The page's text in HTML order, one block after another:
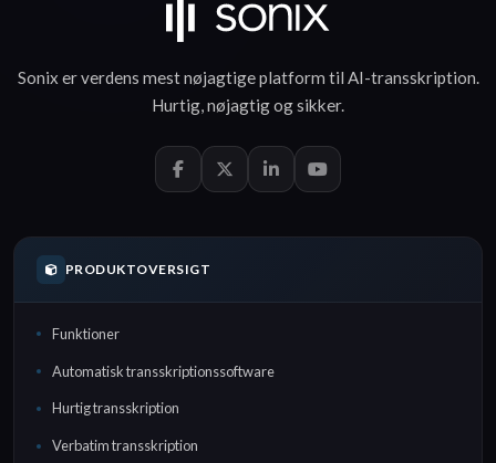
Sonix er verdens mest nøjagtige platform til AI-transskription.
Hurtig,nøjagtigogsikker.
PRODUKTOVERSIGT
Funktioner
Automatisk transskriptionssoftware
Hurtig transskription
Verbatim transskription